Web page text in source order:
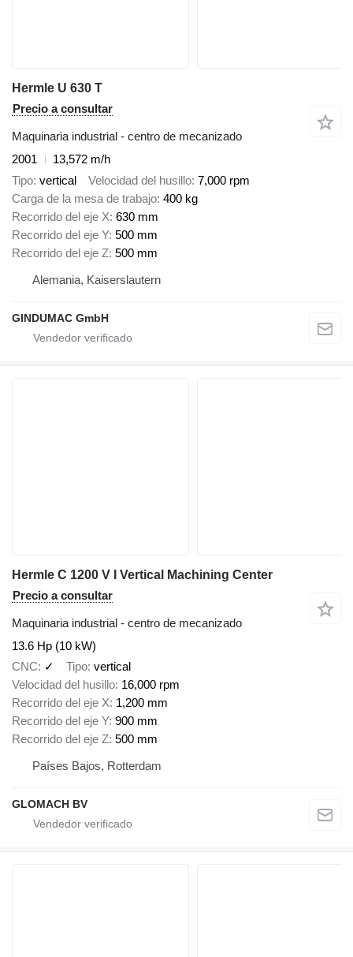
Hermle U 630 T
Precio a consultar
Maquinaria industrial - centro de mecanizado
2001
13,572 m/h
Tipo vertical Velocidad del husillo 7,000 rpm
Carga de la mesa de trabajo 400 kg
Recorrido del eje X 630 mm
Recorrido del eje Y 500 mm
Recorrido del eje Z 500 mm
Alemania, Kaiserslautern
GINDUMAC GmbH
Hermle C 1200 V I Vertical Machining Center
Precio a consultar
Maquinaria industrial - centro de mecanizado
13.6 Hp (10 kW)
CNC
✓ Tipo vertical
Velocidad del husillo 16,000 rpm
Recorrido del eje X 1,200 mm
Recorrido del eje Y 900 mm
Recorrido del eje Z 500 mm
Países Bajos, Rotterdam
GLOMACH BV